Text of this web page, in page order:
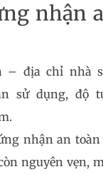
nhận
– địa chỉ nhà
sử dụng, độ
nhận an toàn
nguyên vẹn,